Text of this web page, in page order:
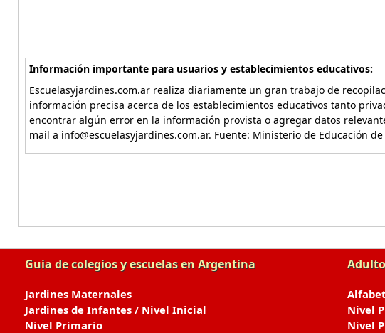
Información importante para usuarios y establecimientos educativos:
Escuelasyjardines.com.ar realiza diariamente un gran trabajo de
información precisa acerca de los establecimientos educativos tanto
encontrar algún error en la información provista o agregar datos
mail a info@escuelasyjardines.com.ar. Fuente: Ministerio de Educación
Guia de colegios y escuelas en Argentina
Jardines Maternales
Jardines de Infantes / Nivel Inicial
Nivel Primario
Nivel
Nivel